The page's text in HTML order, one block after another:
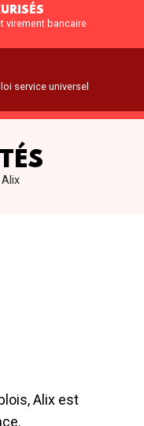
virement bancaire
service universel
Alix
Alix est